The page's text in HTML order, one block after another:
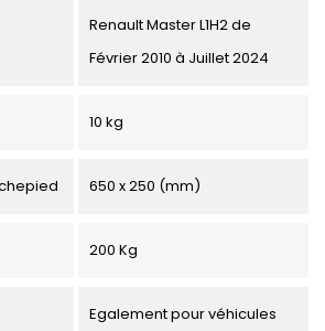
Renault Master L1H2 de
Février 2010 à Juillet 2024
10 kg
650 x 250 (mm)
200 Kg
Egalement pour véhicules